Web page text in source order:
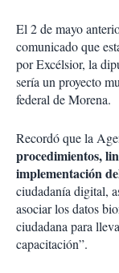
El 2 de mayo
comunicado que
por Excélsior, la
sería un proyecto
federal de Morena.
Recordó que la
procedimientos,
implementación
ciudadanía digital,
asociar los datos
ciudadana para
capacitación”.